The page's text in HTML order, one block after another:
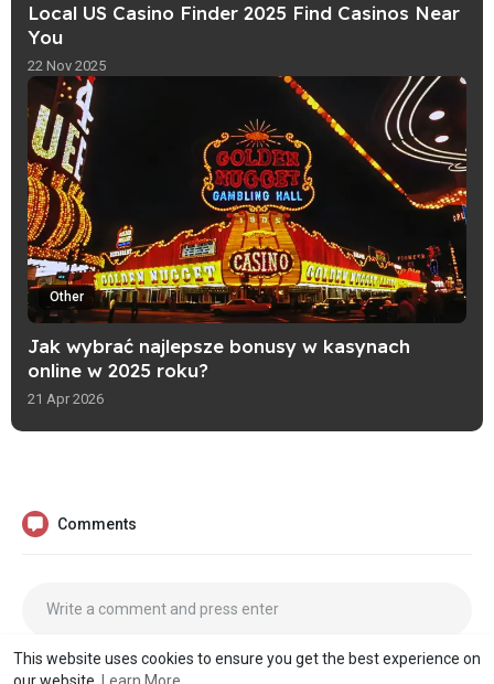
This website uses cookies to ensure you get the best experience on
Local US Casino Finder 2025 Find Casinos Near
You
22 Nov 2025
Other
Jak wybrać najlepsze bonusy w kasynach
online w 2025 roku?
21 Apr 2026
Comments